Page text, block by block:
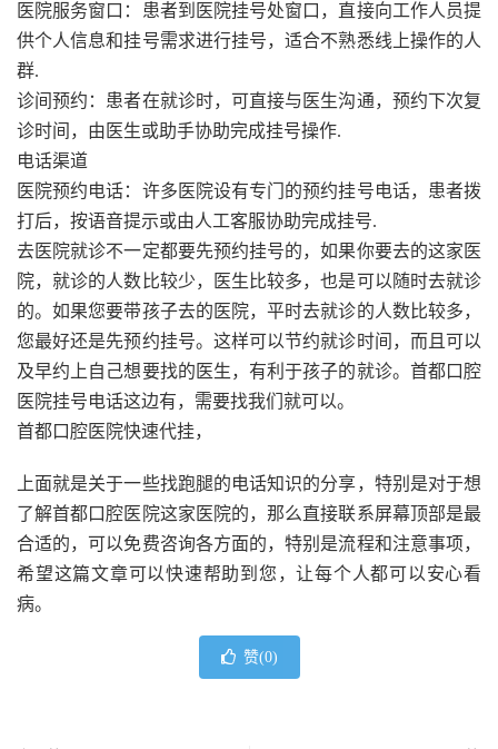
医院服务窗口：患者到医院挂号处窗口，直接向工作人员提
供个人信息和挂号需求进行挂号，适合不熟悉线上操作的人
群.
诊间预约：患者在就诊时，可直接与医生沟通，预约下次复
诊时间，由医生或助手协助完成挂号操作.
电话渠道
医院预约电话：许多医院设有专门的预约挂号电话，患者拨
打后，按语音提示或由人工客服协助完成挂号.
去医院就诊不一定都要先预约挂号的，如果你要去的这家医
院，就诊的人数比较少，医生比较多，也是可以随时去就诊
的。如果您要带孩子去的医院，平时去就诊的人数比较多，
您最好还是先预约挂号。这样可以节约就诊时间，而且可以
及早约上自己想要找的医生，有利于孩子的就诊。首都口腔
医院挂号电话这边有，需要找我们就可以。
首都口腔医院快速代挂，
上面就是关于一些找跑腿的电话知识的分享，特别是对于想
了解首都口腔医院这家医院的，那么直接联系屏幕顶部是最
合适的，可以免费咨询各方面的，特别是流程和注意事项，
希望这篇文章可以快速帮助到您，让每个人都可以安心看
病。
赞(0)